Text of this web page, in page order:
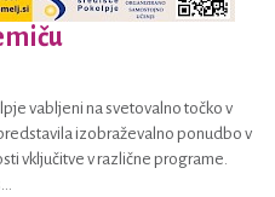
vabljeni na svetovalno točko v
izobraževalno ponudbo v
vključitve v različne programe.